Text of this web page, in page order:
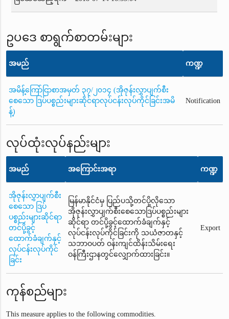
ဥပဒေ စာရွက်စာတမ်းများ
အမည် ကဏ္ဍ
အမိန့်ကြော်ငြာစာအမှတ် ၃၇/၂၀၁၄ (အိုဇုန်းလွှာပျက်စီး
စေသော ဒြပ်ပစ္စည်းများဆိုင်ရာလုပ်ငန်းလုပ်ကိုင်ခြင်းအမိ
န့်)
Notification
လုပ်ထုံးလုပ်နည်းများ
အမည် အကြောင်းအရာ ကဏ္ဍ
အိုဇုန်းလွှာပျက်စီး
စေသော ဒြပ်
ပစ္စည်းများဆိုင်ရာ
တင်ပို့ခွင့်
ထောက်ခံချက်နှင့်
လုပ်ငန်းလုပ်ကိုင်
ခြင်း
မြန်မာနိုင်ငံမှ ပြည်ပသို့တင်ပို့လိုသော
အိုဇုန်းလွှာပျက်စီးစေသောဒြပ်ပစ္စည်းများ
ဆိုင်ရာ တင်ပို့ခွင့်ထောက်ခံချက်နှင့်
လုပ်ငန်းလုပ်ကိုင်ခြင်းကို သယံဇာတနှင့်
သဘာဝပတ် ဝန်းကျင်ထိန်းသိမ်းရေး
ဝန်ကြီးဌာနတွင်လျှောက်ထားခြင်း။
Export
ကုန်စည်များ
This measure applies to the following commodities.